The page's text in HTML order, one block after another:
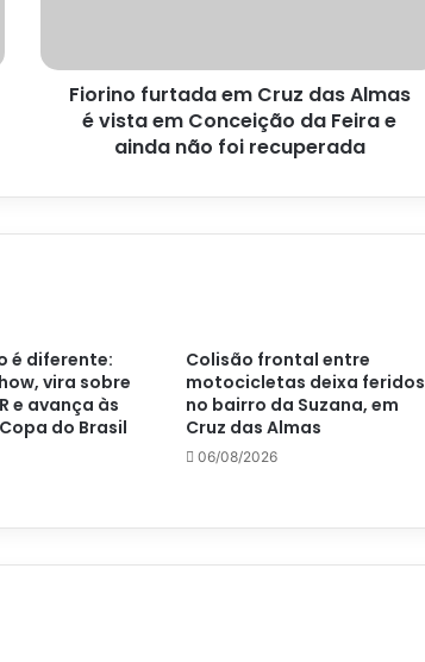
em
Conceição
Fiorino furtada em Cruz das Almas
é vista em Conceição da Feira e
ainda não foi recuperada
é diferente:
vira sobre
e avança às
do Brasil
Colisão frontal entre
motocicletas deixa feridos
no bairro da Suzana, em
Cruz das Almas
06/08/2026